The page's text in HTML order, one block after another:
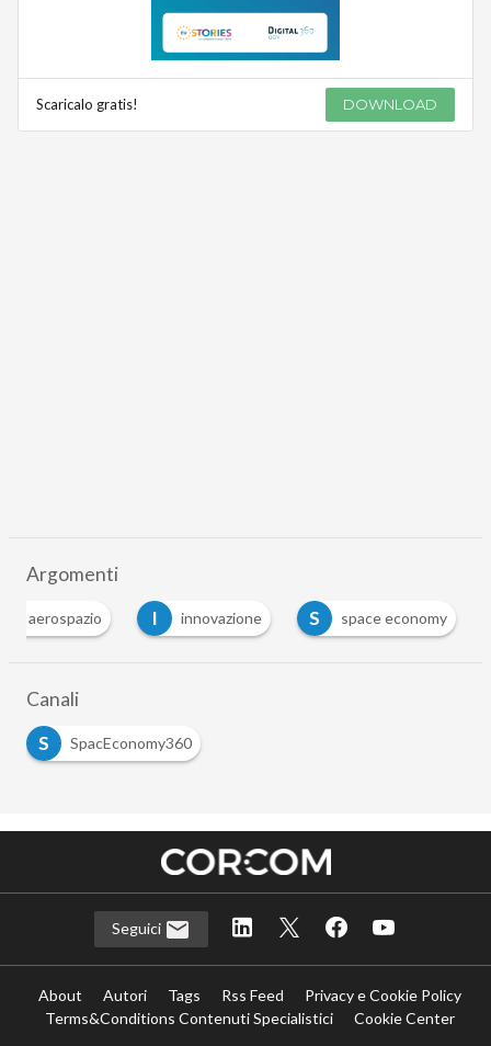
Scaricalo gratis! DOWNLOAD
Argomenti
aerospazio I innovazione S
space economy
Canali
S
SpacEconomy360
Seguici
About Autori Tags Rss Feed
Privacy e Cookie Policy
Terms&Conditions Contenuti Specialistici
Cookie Center